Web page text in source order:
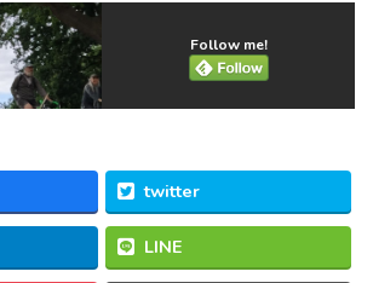
Follow me!
twitter
LINE